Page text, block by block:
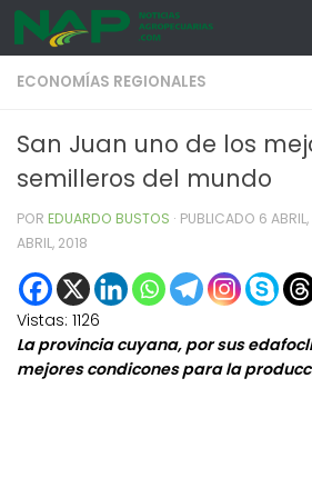
Skip to content
ECONOMÍAS REGIONALES
San Juan uno de los
semilleros del mundo
POR EDUARDO BUSTOS · PUBLICADO 6
ABRIL, 2018
Vistas: 1126
La provincia cuyana, por sus
mejores condicones para la